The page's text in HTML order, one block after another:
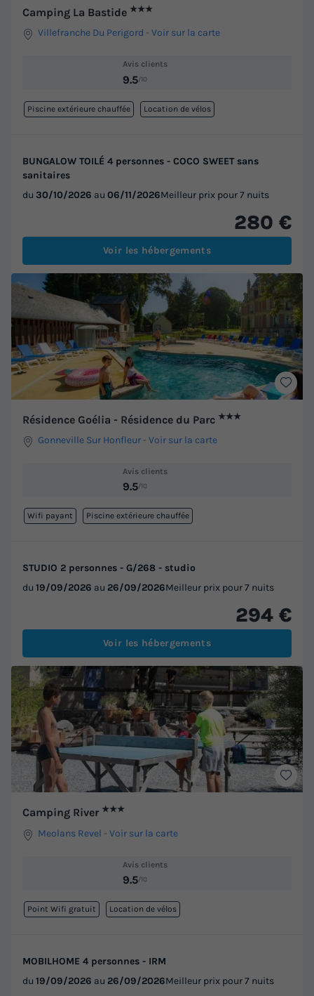
Camping La Bastide ★★★
Villefranche Du Perigord -Voir sur la carte
Avis clients
9.5/10
Piscine extérieure chauffée Location de vélos
BUNGALOW TOILÉ 4 personnes - COCO SWEET sans
sanitaires
du 30/10/2026 au 06/11/2026Meilleur prix pour 7 nuits
280 €
Voir les hébergements
Résidence Goélia - Résidence du Parc ★★★
Gonneville Sur Honfleur -Voir sur la carte
Avis clients
9.5/10
Wifi payant Piscine extérieure chauffée
STUDIO 2 personnes - G/268 - studio
du 19/09/2026 au 26/09/2026Meilleur prix pour 7 nuits
294 €
Voir les hébergements
Camping River ★★★
Meolans Revel -Voir sur la carte
Avis clients
9.5/10
Point Wifi gratuit Location de vélos
MOBILHOME 4 personnes - IRM
du 19/09/2026 au 26/09/2026Meilleur prix pour 7 nuits